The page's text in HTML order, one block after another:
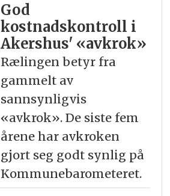
God
kostnadskontroll i
Akershus' «avkrok»
Rælingen betyr fra
gammelt av
sannsynligvis
«avkrok». De siste fem
årene har avkroken
gjort seg godt synlig på
Kommunebarometeret.